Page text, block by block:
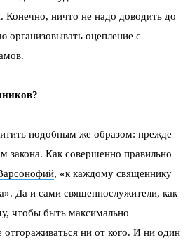
Конечно, ничто не надо доводить до
организовывать оцепление с
подобным же образом: прежде
закона. Как совершенно правильно
, «к каждому священнику
Да и сами священнослужители, как
чтобы быть максимально
ни от кого. И ни один